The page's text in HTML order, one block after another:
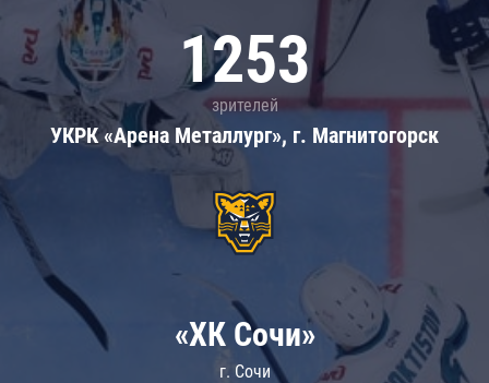
1253
зрителей
УКРК «Арена Металлург», г. Магнитогорск
«ХК Сочи»
г. Сочи